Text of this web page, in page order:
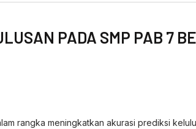
PADA SMP PAB 7
rangka meningkatkan akurasi prediksi